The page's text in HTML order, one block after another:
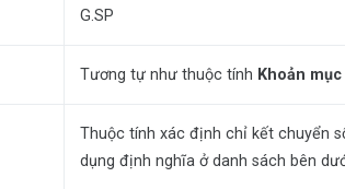
G.SP
Tương tự như thuộc tính Khoản mục
Thuộc tính xác định chỉ kết chuyển
dụng định nghĩa ở danh sách bên